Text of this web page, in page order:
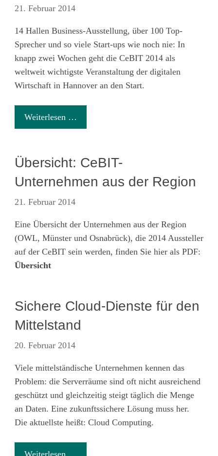
21. Februar 2014
14 Hallen Business-Ausstellung, über 100 Top-
Sprecher und so viele Start-ups wie noch nie: In
knapp zwei Wochen geht die CeBIT 2014 als
weltweit wichtigste Veranstaltung der digitalen
Wirtschaft in Hannover an den Start.
Weiterlesen …
Übersicht: CeBIT-
Unternehmen aus der Region
21. Februar 2014
Eine Übersicht der Unternehmen aus der Region
(OWL, Münster und Osnabrück), die 2014 Aussteller
auf der CeBIT sein werden, finden Sie hier als PDF:
Übersicht
Sichere Cloud-Dienste für den
Mittelstand
20. Februar 2014
Viele mittelständische Unternehmen kennen das
Problem: die Serverräume sind oft nicht ausreichend
geschützt und gleichzeitig steigt täglich die Menge
an Daten. Eine zukunftssichere Lösung muss her.
Die aktuellste heißt: Cloud Computing.